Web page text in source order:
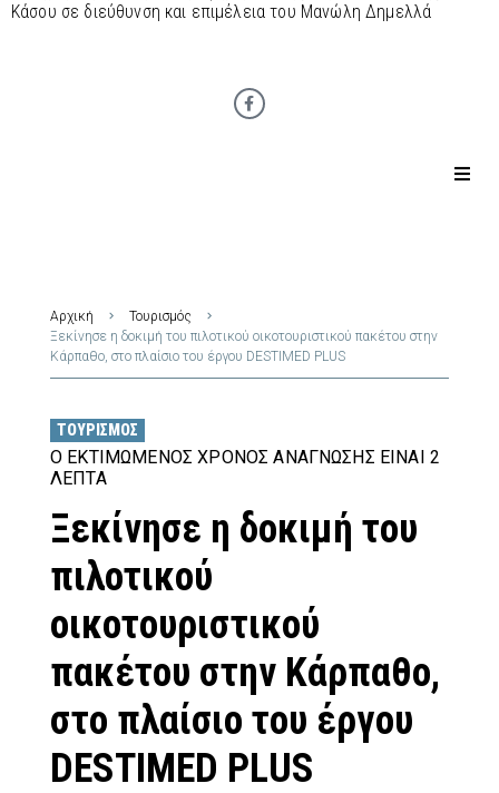
Κάσου σε διεύθυνση και επιμέλεια του Μανώλη Δημελλά
Αρχική
Τουρισμός
Ξεκίνησε η δοκιμή του πιλοτικού οικοτουριστικού πακέτου στην
Κάρπαθο, στο πλαίσιο του έργου DESTIMED PLUS
ΤΟΥΡΙΣΜΌΣ
Ο ΕΚΤΙΜΏΜΕΝΟΣ ΧΡΌΝΟΣ ΑΝΆΓΝΩΣΗΣ ΕΊΝΑΙ 2
ΛΕΠΤΆ
Ξεκίνησε η δοκιμή του
πιλοτικού
οικοτουριστικού
πακέτου στην Κάρπαθο,
στο πλαίσιο του έργου
DESTIMED PLUS